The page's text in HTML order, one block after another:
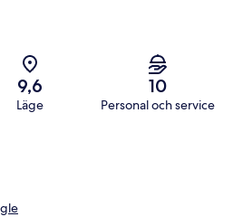
9,6
Läge
10
Personal och service